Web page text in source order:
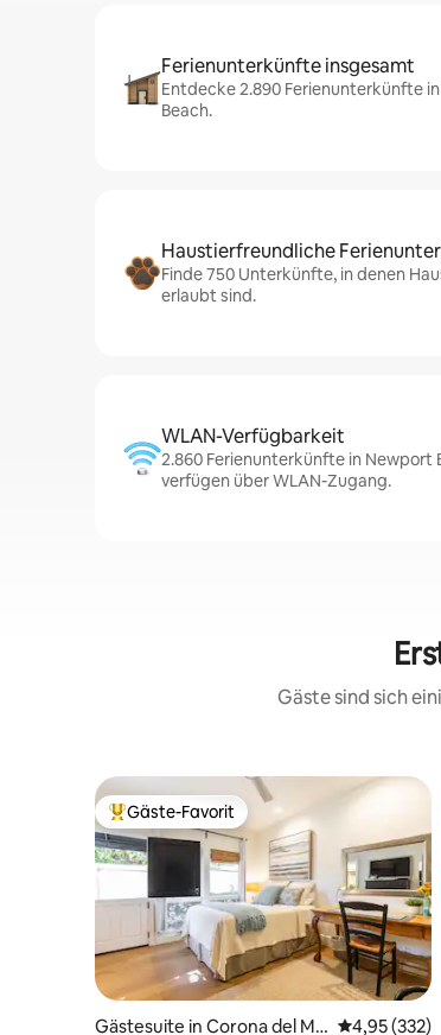
Ferienunterkünfte insgesamt
Entdecke 2.890 Ferienunterkünfte
Beach.
Haustierfreundliche
Finde 750 Unterkünfte, in denen
erlaubt sind.
WLAN-Verfügbarkeit
2.860 Ferienunterkünfte in Newport
verfügen über WLAN-Zugang.
Gäste sind sich
Beliebter Gäste-Favorit.
Gäste-Favorit
Gästesuite in Corona del Ma
4,95 (332)